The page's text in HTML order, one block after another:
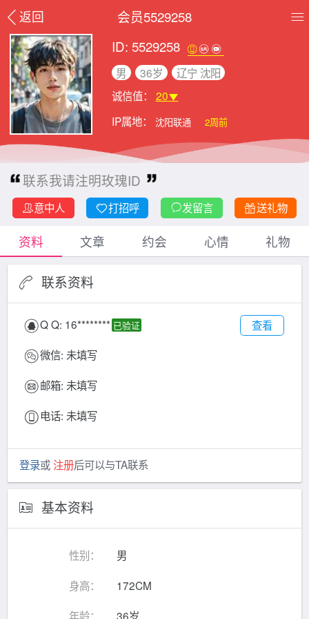
返回
会员5529258
ID: 5529258
男 36岁
辽宁 沈阳
诚信值： 20
IP属地：
沈阳联通 2周前
联系我请注明玫瑰ID
意中人 打招呼 发留言 送礼物
资料 文章 约会 心情 礼物
联系资料
Q Q: 16******** 已验证
查看
微信: 未填写
邮箱: 未填写
电话: 未填写
登录或注册后可以与TA联系
基本资料
性别：
男
身高：
172CM
年龄：
36岁